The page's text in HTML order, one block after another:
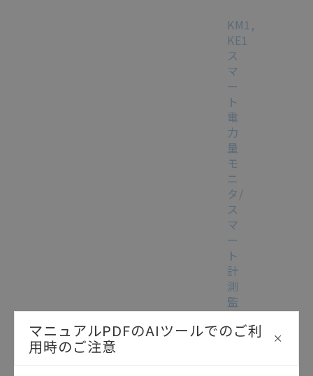
この資料を選択
テクニカルガイド
KM1,
KE1
ス
マ
ー
ト
電
力
量
モ
ニ
タ/
ス
マ
ー
ト
計
測
監
視
機
編
2013/04/25
マニュアルPDFのAIツールでのご利
用時のご注意